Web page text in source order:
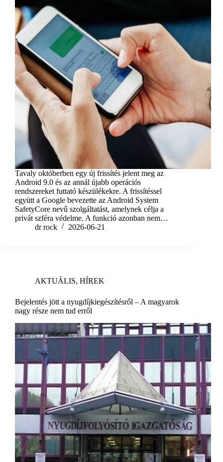
Tavaly októberben egy új frissítés jelent meg az
Android 9.0 és az annál újabb operációs
rendszereket futtató készülékekre. A frissítéssel
együtt a Google bevezette az Android System
SafetyCore nevű szolgáltatást, amelynek célja a
privát szféra védelme. A funkció azonban nem…
dr rock
2026-06-21
AKTUÁLIS, HÍREK
Bejelentés jött a nyugdíjkiegészítésről – A magyarok
nagy része nem tud erről